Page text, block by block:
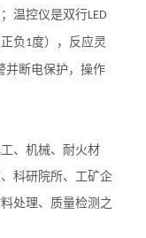
温控仪是双行LED
负 1度），反应灵
并断电保护，操作
、机械、耐火材
科研院所、工矿企
处理、质量检测之